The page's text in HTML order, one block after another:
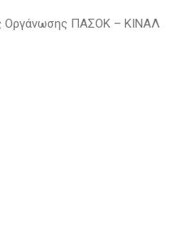
Οργάνωσης ΠΑΣΟΚ – ΚΙΝΑΛ